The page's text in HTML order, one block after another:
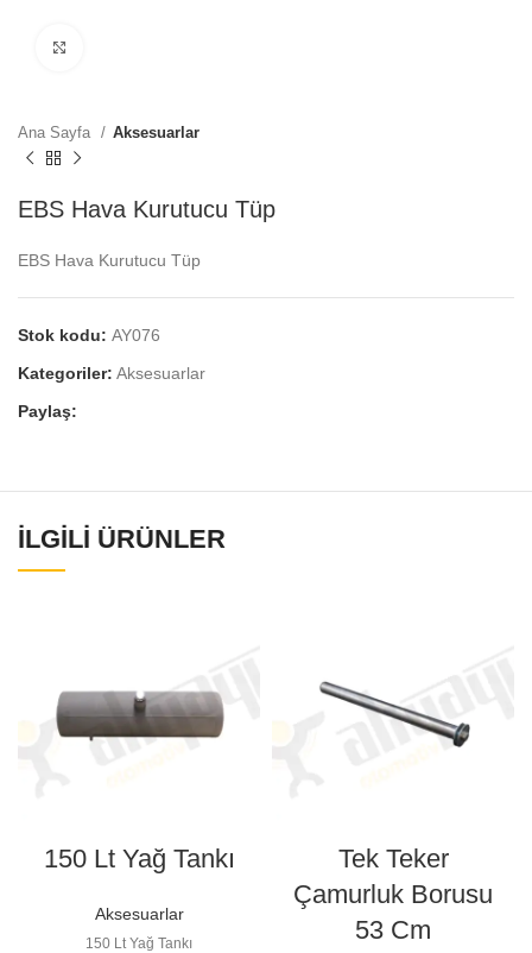
Ana Sayfa Aksesuarlar
EBS Hava Kurutucu Tüp
EBS Hava Kurutucu Tüp
Stok kodu: AY076
Kategoriler: Aksesuarlar
Paylaş:
İLGILI ÜRÜNLER
150 Lt Yağ Tankı
Aksesuarlar
150 Lt Yağ Tankı
Tek Teker
Çamurluk Borusu
53 Cm